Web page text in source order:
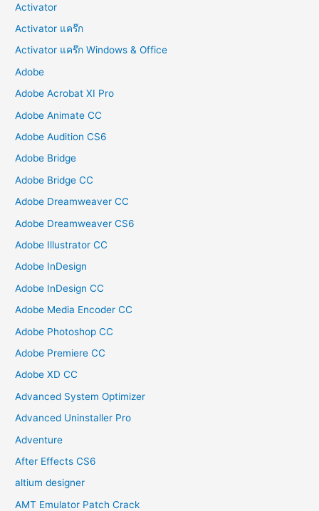
Activator
Activator แคร๊ก
Activator แคร๊ก Windows & Office
Adobe
Adobe Acrobat XI Pro
Adobe Animate CC
Adobe Audition CS6
Adobe Bridge
Adobe Bridge CC
Adobe Dreamweaver CC
Adobe Dreamweaver CS6
Adobe Illustrator CC
Adobe InDesign
Adobe InDesign CC
Adobe Media Encoder CC
Adobe Photoshop CC
Adobe Premiere CC
Adobe XD CC
Advanced System Optimizer
Advanced Uninstaller Pro
Adventure
After Effects CS6
altium designer
AMT Emulator Patch Crack